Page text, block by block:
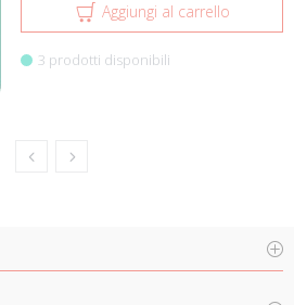
Aggiungi al carrello
3 prodotti disponibili